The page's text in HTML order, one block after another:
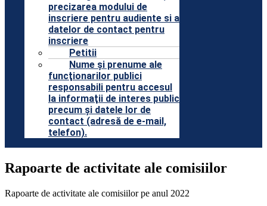
precizarea modului de
inscriere pentru audiente si a
datelor de contact pentru
inscriere
Petitii
Nume şi prenume ale
funcţionarilor publici
responsabili pentru accesul
la informaţii de interes public
precum şi datele lor de
contact (adresă de e-mail,
telefon).
Rapoarte de activitate ale comisiilor
Rapoarte de activitate ale comisiilor pe anul 2022